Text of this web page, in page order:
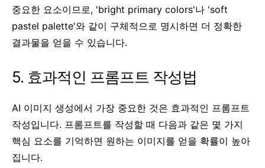
중요한 요소이므로, 'bright primary colors'나 'soft
pastel palette'와 같이 구체적으로 명시하면 더 정확한
결과물을 얻을 수 있습니다.
5. 효과적인 프롬프트 작성법
AI 이미지 생성에서 가장 중요한 것은 효과적인 프롬프트
작성입니다. 프롬프트를 작성할 때 다음과 같은 몇 가지
핵심 요소를 기억하면 원하는 이미지를 얻을 확률이 높아
집니다.